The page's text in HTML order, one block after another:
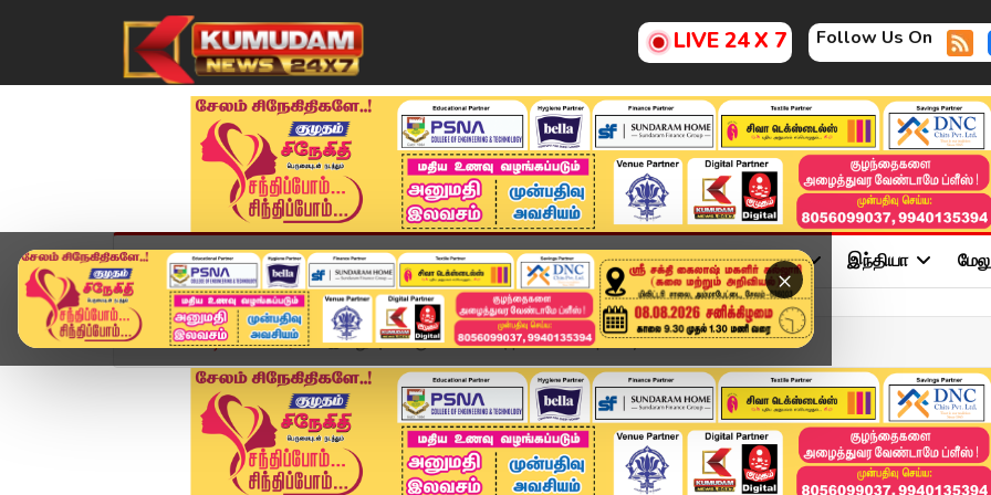
LIVE 24 X 7 Follow Us On
×
முகப்பு விளையாட்டு அண்மை தமிழ்நாடு சினிமா அரசியல் விளையாட்டு இந்தியா
Home வீடியோ ஸ்டோரி இன்று புயல் உருவாக வாய்ப்பு | Rain Alert | Seny...